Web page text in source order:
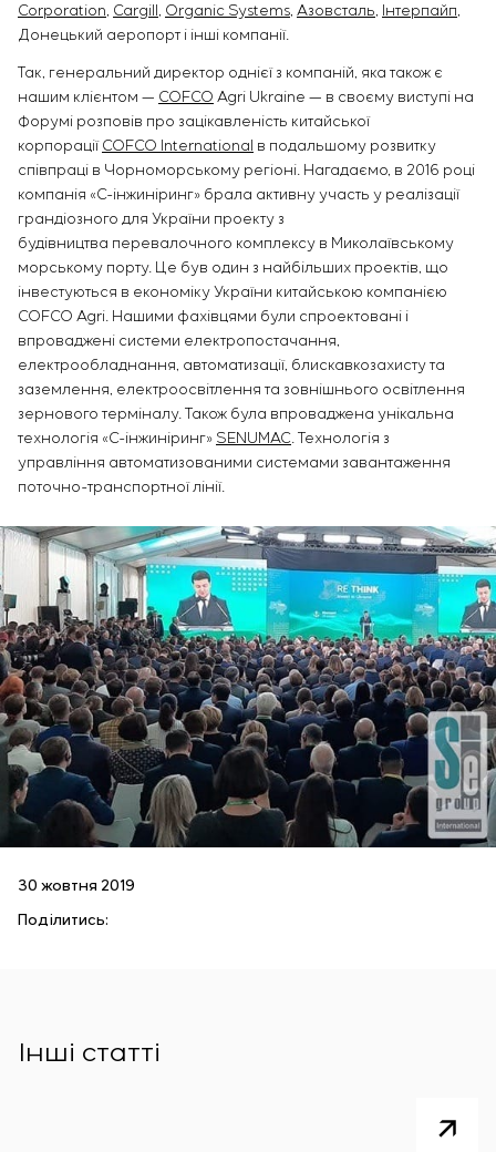
Corporation, Cargill , Organic Systems, Азовсталь, Інтерпайп,
Донецький аеропорт і інші компанії.
Так, генеральний директор однієї з компаній, яка також є
нашим клієнтом — COFCO Agri Ukraine — в своєму виступі на
Форумі розповів про зацікавленість китайської
корпораціїCOFCO International в подальшому розвитку
співпраці в Чорноморському регіоні. Нагадаємо, в 2016 році
компанія «С-інжиніринг» брала активну участь у реалізації
грандіозного для України проекту з
будівництва перевалочного комплексу в Миколаївському
морському порту. Це був один з найбільших проектів, що
інвестуються в економіку України китайською компанією
COFCO Agri. Нашими фахівцями були спроектовані і
впроваджені системи електропостачання,
електрообладнання, автоматизації, блискавкозахисту та
заземлення, електроосвітлення та зовнішнього освітлення
зернового терміналу. Також була впроваджена унікальна
технологія «С-інжиніринг» SENUMAC. Технологія з
управління автоматизованими системами завантаження
поточно-транспортної лінії.
30 жовтня 2019
Поділитись:
Інші статті